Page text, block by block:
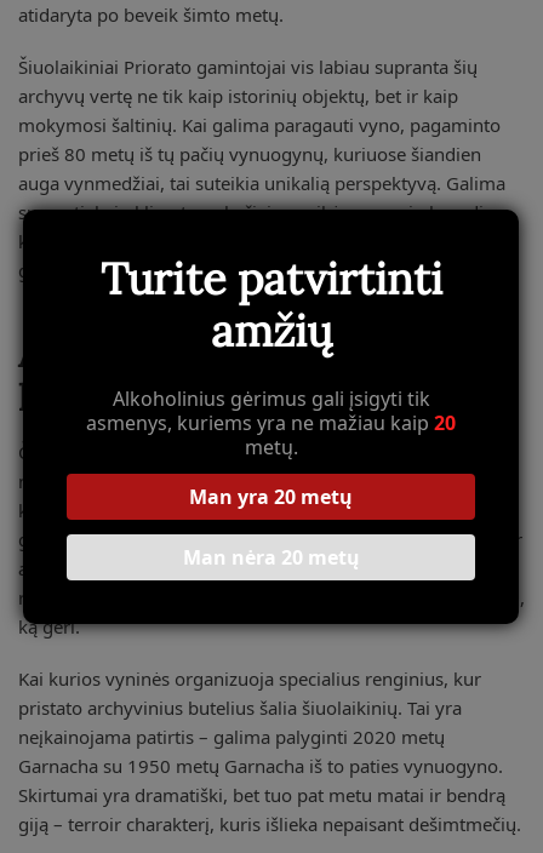
atidaryta po beveik šimto metų.
Šiuolaikiniai Priorato gamintojai vis labiau supranta šių
archyvų vertę ne tik kaip istorinių objektų, bet ir kaip
mokymosi šaltinių. Kai galima paragauti vyno, pagaminto
prieš 80 metų iš tų pačių vynuogynų, kuriuose šiandien
auga vynmedžiai, tai suteikia unikalią perspektyvą. Galima
suprasti, kaip klimato pokyčiai paveikė vynuogių brendimą,
kaip pasikeitė dirvožemio charakteristikos, kaip skirtingos
gamybos technologijos veikia galutinį rezultatą.
Ar galima paragauti šių
legendų
Čia prasideda sudėtinga dalis. Dauguma archyvinių butelių
nėra parduodami. Jie yra saugomi kaip šeimos lobis arba
kaip muziejiniai eksponatai. Bet kartais, labai retais atvejais,
galima patekti į privačią degustaciją. Tai paprastai vyksta per
asmeninių ryšių tinklą – jei pažįsti tinkamus žmones, jei esi
rimtai įsitraukęs į vyno kultūrą, jei gali įrodyti, kad vertini tai,
ką geri.
Kai kurios vyninės organizuoja specialius renginius, kur
pristato archyvinius butelius šalia šiuolaikinių. Tai yra
neįkainojama patirtis – galima palyginti 2020 metų
Garnacha su 1950 metų Garnacha iš to paties vynuogyno.
Skirtumai yra dramatiški, bet tuo pat metu matai ir bendrą
giją – terroir charakterį, kuris išlieka nepaisant dešimtmečių.
Turite patvirtinti
amžių
Alkoholinius gėrimus gali įsigyti tik
asmenys, kuriems yra ne mažiau kaip20
metų.
Man yra 20 metų
Man nėra 20 metų